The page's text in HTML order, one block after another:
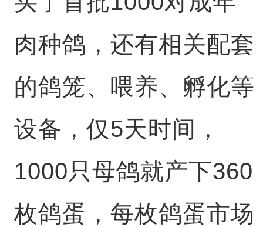
肉种鸽，还有相关配套
的鸽笼、喂养、孵化等
设备，仅5天时间，
1000只母鸽就产下360
枚鸽蛋，每枚鸽蛋市场